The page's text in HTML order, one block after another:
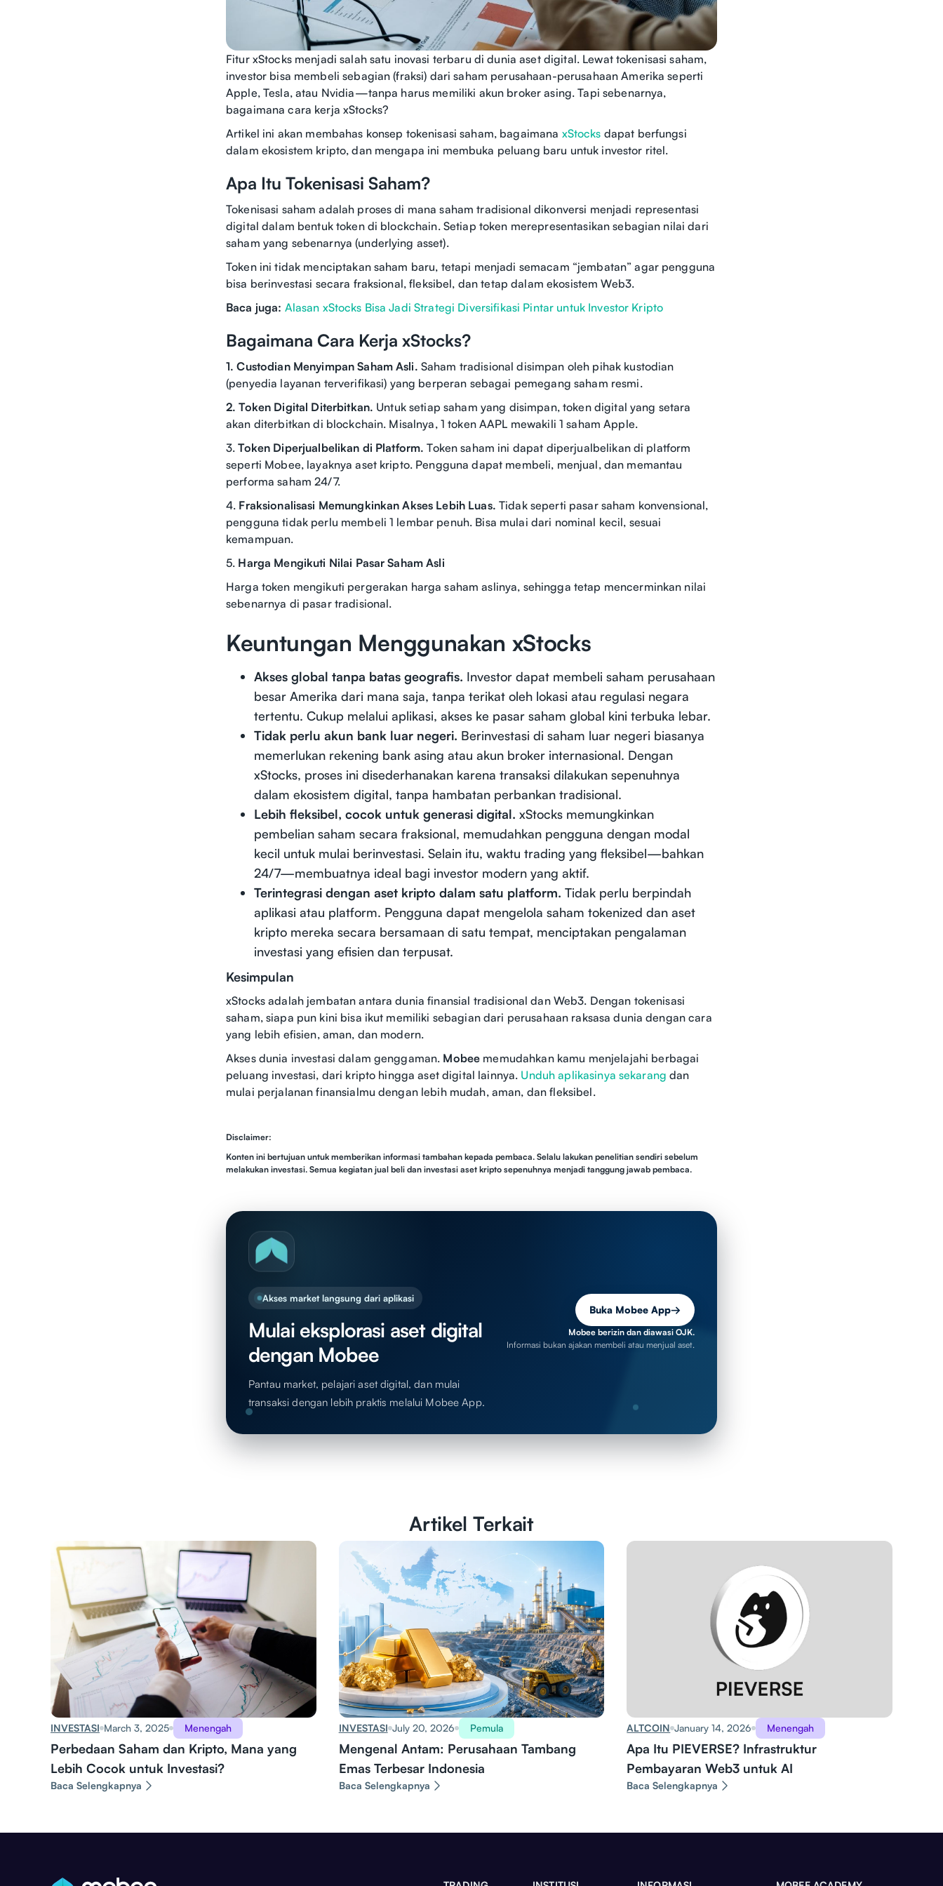
Fitur xStocks menjadi salah satu inovasi terbaru di dunia aset digital. Lewat tokenisasi saham,
investor bisa membeli sebagian (fraksi) dari saham perusahaan-perusahaan Amerika seperti
Apple, Tesla, atau Nvidia—tanpa harus memiliki akun broker asing. Tapi sebenarnya,
bagaimana cara kerja xStocks?
Artikel ini akan membahas konsep tokenisasi saham, bagaimana xStocks dapat berfungsi
dalam ekosistem kripto, dan mengapa ini membuka peluang baru untuk investor ritel.
Apa Itu Tokenisasi Saham?
Tokenisasi saham adalah proses di mana saham tradisional dikonversi menjadi representasi
digital dalam bentuk token di blockchain. Setiap token merepresentasikan sebagian nilai dari
saham yang sebenarnya (underlying asset).
Token ini tidak menciptakan saham baru, tetapi menjadi semacam “jembatan” agar pengguna
bisa berinvestasi secara fraksional, fleksibel, dan tetap dalam ekosistem Web3.
Baca juga: Alasan xStocks Bisa Jadi Strategi Diversifikasi Pintar untuk Investor Kripto
Bagaimana Cara Kerja xStocks?
1. Custodian Menyimpan Saham Asli. Saham tradisional disimpan oleh pihak kustodian
(penyedia layanan terverifikasi) yang berperan sebagai pemegang saham resmi.
2. Token Digital Diterbitkan. Untuk setiap saham yang disimpan, token digital yang setara
akan diterbitkan di blockchain. Misalnya, 1 token AAPL mewakili 1 saham Apple.
3.Token Diperjualbelikan di Platform.Token saham ini dapat diperjualbelikan di platform
seperti Mobee, layaknya aset kripto. Pengguna dapat membeli, menjual, dan memantau
performa saham 24/7.
4. Fraksionalisasi Memungkinkan Akses Lebih Luas.Tidak seperti pasar saham konvensional,
pengguna tidak perlu membeli 1 lembar penuh. Bisa mulai dari nominal kecil, sesuai
kemampuan.
5. Harga Mengikuti Nilai Pasar Saham Asli
Harga token mengikuti pergerakan harga saham aslinya, sehingga tetap mencerminkan nilai
sebenarnya di pasar tradisional.
Keuntungan Menggunakan xStocks
Akses global tanpa batas geografis. Investor dapat membeli saham perusahaan
besar Amerika dari mana saja, tanpa terikat oleh lokasi atau regulasi negara
tertentu. Cukup melalui aplikasi, akses ke pasar saham global kini terbuka lebar.
Tidak perlu akun bank luar negeri. Berinvestasi di saham luar negeri biasanya
memerlukan rekening bank asing atau akun broker internasional. Dengan
xStocks, proses ini disederhanakan karena transaksi dilakukan sepenuhnya
dalam ekosistem digital, tanpa hambatan perbankan tradisional.
Lebih fleksibel, cocok untuk generasi digital. xStocks memungkinkan
pembelian saham secara fraksional, memudahkan pengguna dengan modal
kecil untuk mulai berinvestasi. Selain itu, waktu trading yang fleksibel—bahkan
24/7—membuatnya ideal bagi investor modern yang aktif.
Terintegrasi dengan aset kripto dalam satu platform. Tidak perlu berpindah
aplikasi atau platform. Pengguna dapat mengelola saham tokenized dan aset
kripto mereka secara bersamaan di satu tempat, menciptakan pengalaman
investasi yang efisien dan terpusat.
Kesimpulan
xStocks adalah jembatan antara dunia finansial tradisional dan Web3. Dengan tokenisasi
saham, siapa pun kini bisa ikut memiliki sebagian dari perusahaan raksasa dunia dengan cara
yang lebih efisien, aman, dan modern.
Akses dunia investasi dalam genggaman. Mobee memudahkan kamu menjelajahi berbagai
peluang investasi, dari kripto hingga aset digital lainnya. Unduh aplikasinya sekarang dan
mulai perjalanan finansialmu dengan lebih mudah, aman, dan fleksibel.
Disclaimer:
Konten ini bertujuan untuk memberikan informasi tambahan kepada pembaca. Selalu lakukan penelitian sendiri sebelum
melakukan investasi. Semua kegiatan jual beli dan investasi aset kripto sepenuhnya menjadi tanggung jawab pembaca.
Akses market langsung dari aplikasi
Mulai eksplorasi aset digital
dengan Mobee
Pantau market, pelajari aset digital, dan mulai
transaksi dengan lebih praktis melalui Mobee App.
Buka Mobee App→
Mobee berizin dan diawasi OJK.
Informasi bukan ajakan membeli atau menjual aset.
Artikel Terkait
INVESTASI March 3, 2025 Menengah
Perbedaan Saham dan Kripto, Mana yang
Lebih Cocok untuk Investasi?
Baca Selengkapnya
INVESTASI July 20, 2026 Pemula
Mengenal Antam: Perusahaan Tambang
Emas Terbesar Indonesia
Baca Selengkapnya
ALTCOIN January 14, 2026 Menengah
Apa Itu PIEVERSE? Infrastruktur
Pembayaran Web3 untuk AI
Baca Selengkapnya